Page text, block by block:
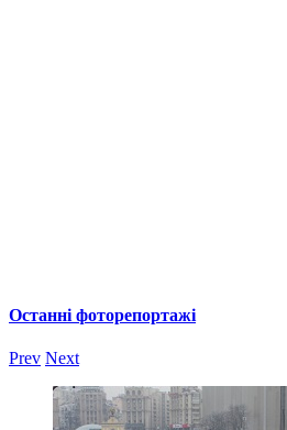
Останні фоторепортажі
Prev Next